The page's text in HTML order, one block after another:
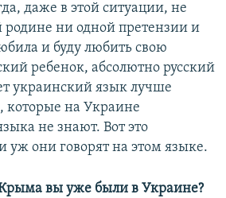
даже в этой ситуации, не
родине ни одной претензии и
и буду любить свою
ребенок, абсолютно русский
украинский язык лучше
которые на Украине
не знают. Вот это
уж они говорят на этом языке.
вы уже были в Украине?